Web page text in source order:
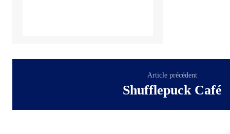
Article précédent
Shufflepuck Café